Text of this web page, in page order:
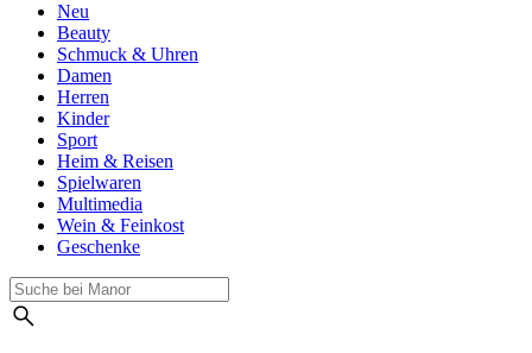
Neu
Beauty
Schmuck & Uhren
Damen
Herren
Kinder
Sport
Heim & Reisen
Spielwaren
Multimedia
Wein & Feinkost
Geschenke